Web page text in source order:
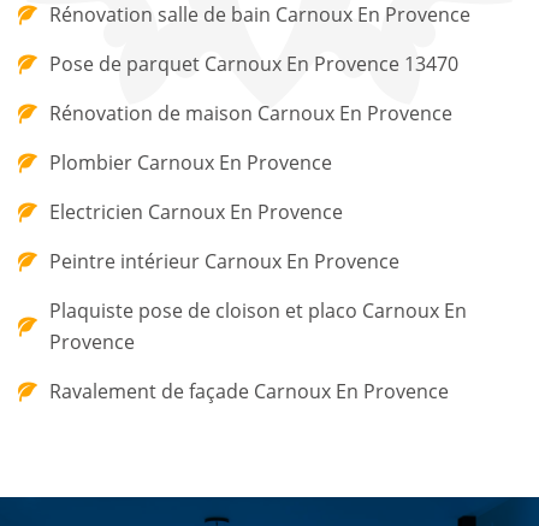
Rénovation salle de bain Carnoux En Provence
Pose de parquet Carnoux En Provence 13470
Rénovation de maison Carnoux En Provence
Plombier Carnoux En Provence
Electricien Carnoux En Provence
Peintre intérieur Carnoux En Provence
Plaquiste pose de cloison et placo Carnoux En
Provence
Ravalement de façade Carnoux En Provence